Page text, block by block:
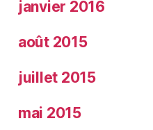
janvier 2016
août 2015
juillet 2015
mai 2015